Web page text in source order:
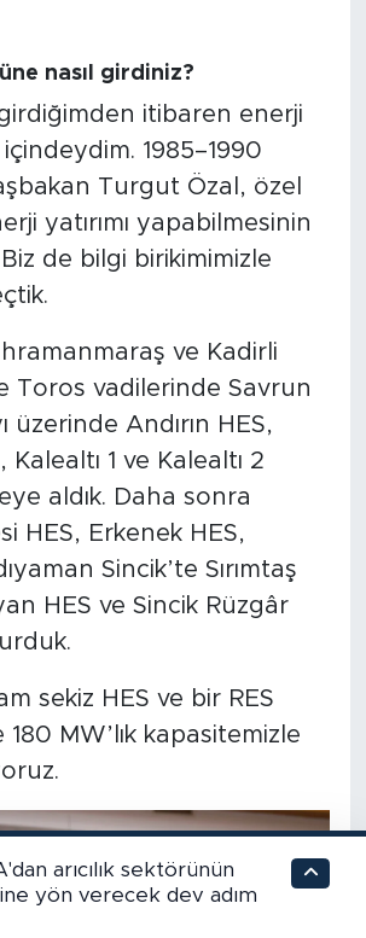
nasıl girdiniz?
itibaren enerji
1985–1990
Turgut Özal, özel
yatırımı yapabilmesinin
de bilgi birikimimizle
ve Kadirli
Toros vadilerinde Savrun
üzerinde Andırın HES,
Kalealtı 1 ve Kalealtı 2
aldık. Daha sonra
HES, Erkenek HES,
Sincik’te Sırımtaş
HES ve Sincik Rüzgâr
sekiz HES ve bir RES
MW’lık kapasitemizle
arıcılık sektörünün
yön verecek dev adım